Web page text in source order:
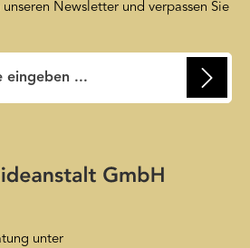
Newsletter und verpassen Sie
insoweit verwiesen.
unter